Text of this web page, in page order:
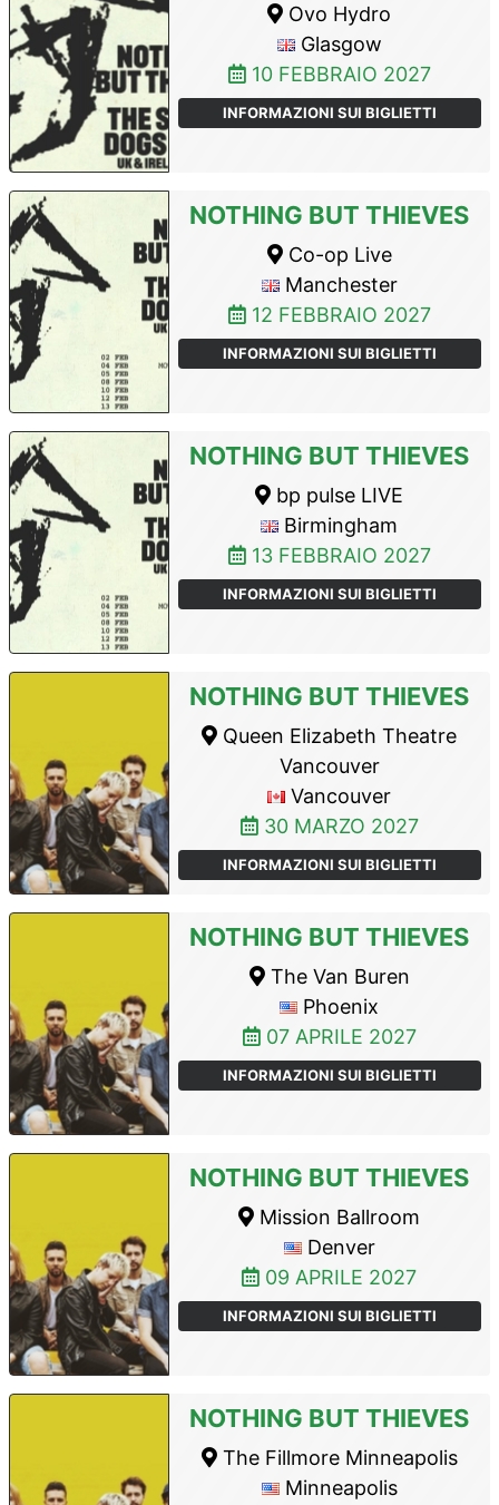
Ovo Hydro
Glasgow
10 FEBBRAIO 2027
INFORMAZIONI SUI BIGLIETTI
NOTHING BUT THIEVES
Co-op Live
Manchester
12 FEBBRAIO 2027
INFORMAZIONI SUI BIGLIETTI
NOTHING BUT THIEVES
bp pulse LIVE
Birmingham
13 FEBBRAIO 2027
INFORMAZIONI SUI BIGLIETTI
NOTHING BUT THIEVES
Queen Elizabeth Theatre
Vancouver
Vancouver
30 MARZO 2027
INFORMAZIONI SUI BIGLIETTI
NOTHING BUT THIEVES
The Van Buren
Phoenix
07 APRILE 2027
INFORMAZIONI SUI BIGLIETTI
NOTHING BUT THIEVES
Mission Ballroom
Denver
09 APRILE 2027
INFORMAZIONI SUI BIGLIETTI
NOTHING BUT THIEVES
The Fillmore Minneapolis
Minneapolis